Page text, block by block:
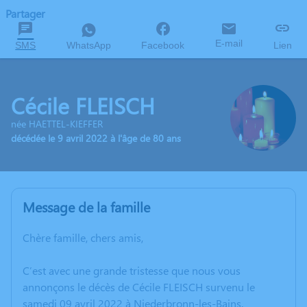
Partager
SMS WhatsApp Facebook E-mail Lien
Cécile FLEISCH
née HAETTEL-KIEFFER
décédée le 9 avril 2022 à l'âge de 80 ans
Message de la famille
Chère famille, chers amis,
C’est avec une grande tristesse que nous vous
annonçons le décès de Cécile FLEISCH survenu le
samedi 09 avril 2022 à Niederbronn-les-Bains.